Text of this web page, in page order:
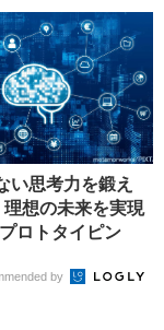
い思考力を鍛え
想の未来を実現
ロトタイピン
by